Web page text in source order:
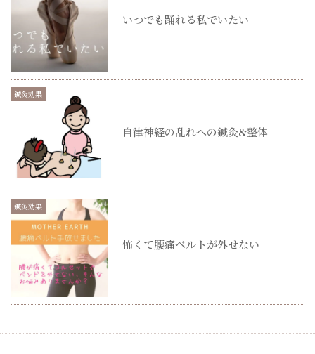
いつでも踊れる私でいたい
鍼灸効果
自律神経の乱れへの鍼灸&整体
鍼灸効果
怖くて腰痛ベルトが外せない